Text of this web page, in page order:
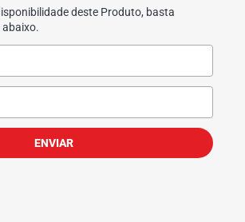
deste Produto, basta
abaixo.
ENVIAR